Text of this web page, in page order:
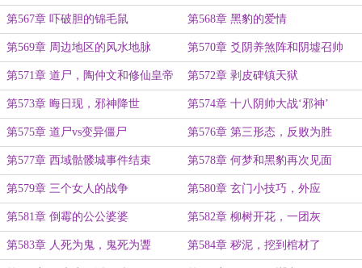
第567章 吓破胆的锦毛鼠 第568章 黑豹的爱情
第569章 周边地区的风水地脉 第570章 爻阴养煞阵和阴墟召帅
阵，骷髅城出现了。
第571章 道尸，陶仲文和修仙皇帝 第572章 剥皮碑镇天狱
第573章 晦日现，邪神降世 第574章 十八阴帅大战‘邪神’
第575章 道尸vs变异僵尸 第576章 第三形态，反败为胜
第577章 西域骷髅城事件结束 第578章 何梦和黑豹再次见面
第579章 三个女人的战争 第580章 玄门小技巧，外应
第581章 倒霉的公公婆婆 第582章 柳树开花，一团灰
第583章 人死为鬼，鬼死为聻 第584章 秽泥，挖到棺材了